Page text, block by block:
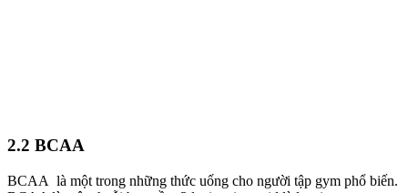
2.2 BCAA
BCAA là một trong những thức uống cho người tập gym phổ biến.